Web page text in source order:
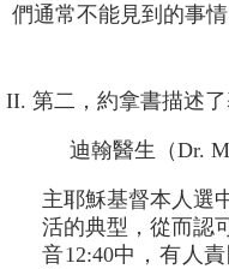
們通常不能見到的事情
II. 第二，約拿書描述了
迪翰醫生（Dr.
主耶穌基督本人選
活的典型，從而認
音12:40中，有人